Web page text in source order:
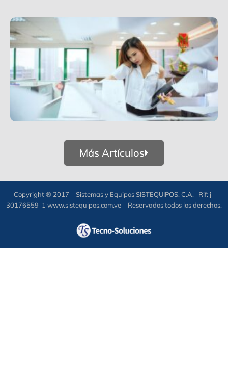
Más Artículos
Copyright ® 2017 – Sistemas y Equipos SISTEQUIPOS. C.A. -Rif: j-
30176559-1 www.sistequipos.com.ve – Reservados todos los derechos.